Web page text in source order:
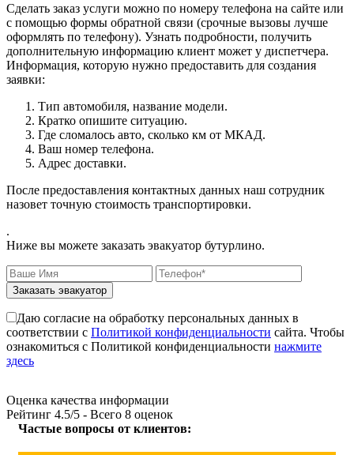
Сделать заказ услуги можно по номеру телефона на сайте или
с помощью формы обратной связи (срочные вызовы лучше
оформлять по телефону). Узнать подробности, получить
дополнительную информацию клиент может у диспетчера.
Информация, которую нужно предоставить для создания
заявки:
Тип автомобиля, название модели.
Кратко опишите ситуацию.
Где сломалось авто, сколько км от МКАД.
Ваш номер телефона.
Адрес доставки.
После предоставления контактных данных наш сотрудник
назовет точную стоимость транспортировки.
.
Ниже вы можете заказать эвакуатор бутурлино.
Заказать эвакуатор
Даю согласие на обработку персональных данных в
соответствии с Политикой конфиденциальности сайта. Чтобы
ознакомиться с Политикой конфиденциальности нажмите
здесь
Оценка качества информации
Рейтинг 4.5/5 - Всего 8 оценок
Частые вопросы от клиентов: